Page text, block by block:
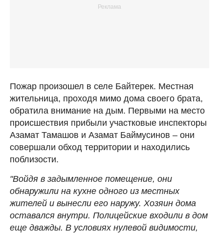
Пожар произошел в селе Байтерек. Местная
жительница, проходя мимо дома своего брата,
обратила внимание на дым. Первыми на место
происшествия прибыли участковые инспекторы
Азамат Тамашов и Азамат Баймусинов – они
совершали обход территории и находились
поблизости.
"Войдя в задымленное помещение, они
обнаружили на кухне одного из местных
жителей и вынесли его наружу. Хозяин дома
оставался внутри. Полицейские входили в дом
еще дважды. В условиях нулевой видимости,